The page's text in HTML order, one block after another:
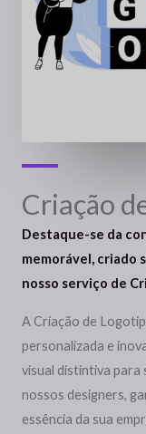
Criação
Destaque-se da
memorável, criado
nosso serviço de
A Criação de
personalizada e
visual distintiva para
nossos designers,
essência da sua